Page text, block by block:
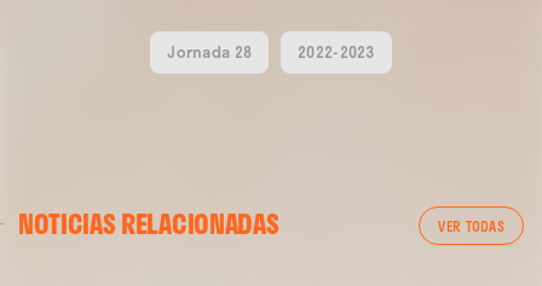
Jornada 28 2022-2023
NOTICIAS RELACIONADAS VER TODAS
ENTRENAMIENTO DEL VALENCIA CF 04/03/26